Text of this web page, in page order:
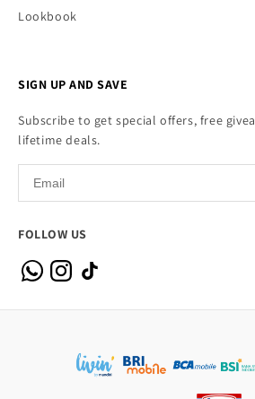
Lookbook
SIGN UP AND SAVE
Subscribe to get special offers, free
lifetime deals.
FOLLOW US